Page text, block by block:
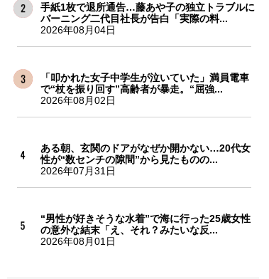
手紙1枚で退所通告…藤あや子の独立トラブルに
バーニング二代目社長が告白「実際の料...
2026年08月04日
「叩かれた女子中学生が泣いていた」満員電車
で“杖を振り回す”高齢者が暴走。“屈強...
2026年08月02日
ある朝、玄関のドアがなぜか開かない…20代女
性が“数センチの隙間”から見たものの...
2026年07月31日
“男性が好きそうな水着”で海に行った25歳女性
の意外な結末「え、それ？みたいな反...
2026年08月01日